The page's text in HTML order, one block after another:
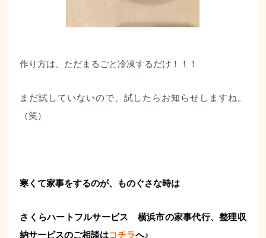
作り方は、ただまるごと冷凍するだけ！！！
まだ試していないので、試したらお知らせしますね。
（笑）
寒くて家事をするのが、ものぐさな時は
さくらハートフルサービス 横浜市の家事代行、整理収
納サービスのご相談はコチラへ♪